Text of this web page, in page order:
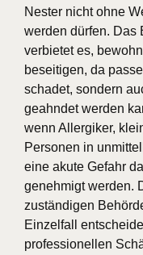
Nester nicht ohne
werden dürfen. Das
verbietet es,
beseitigen, da
schadet, sondern
geahndet werden
wenn Allergiker,
Personen in
eine akute Gefahr
genehmigt werden.
zuständigen
Einzelfall
professionellen